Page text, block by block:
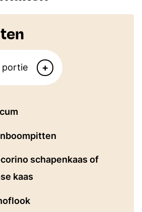
portie +
schapenkaas of
kaas